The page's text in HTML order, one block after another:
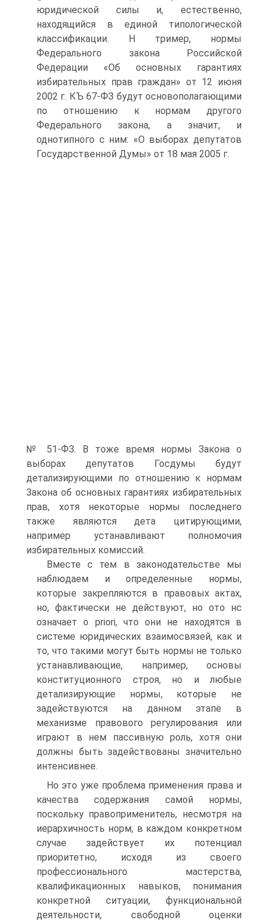
юридической силы и, естественно,
находящийся в единой типологической
классификации. Н тример, нормы
Федерального закона Российской
Федерации «Об основных гарантиях
избирательных прав граждан» от 12 июня
2002 г. КЪ 67-ФЗ будут основополагающими
по отношению к нормам другого
Федерального закона, а значит, и
однотипного с ним: «О выборах депутатов
Государственной Думы» от 18 мая 2005 г.
№ 51-ФЗ. В тоже время нормы Закона о
выборах депутатов Госдумы будут
детализирующими по отношению к нормам
Закона об основных гарантиях избирательных
прав, хотя некоторые нормы последнего
также являются дета цитирующими,
например устанавливают полномочия
избирательных комиссий.
Вместе с тем в законодательстве мы
наблюдаем и определенные нормы,
которые закрепляются в правовых актах,
но, фактически не действуют, но ото нс
означает о priori, что они не находятся в
системе юридических взаимосвязей, как и
то, что такими могут быть нормы не только
устанавливающие, например, основы
конституционного строя, но и любые
детализирующие нормы, которые не
задействуются на данном этапе в
механизме правового регулирования или
играют в нем пассивную роль, хотя они
должны быть задействованы значительно
интенсивнее.
Но это уже проблема применения права и
качества содержания самой нормы,
поскольку правоприменитель, несмотря на
иерархичность норм, в каждом конкретном
случае задействует их потенциал
приоритетно, исходя из своего
профессионального мастерства,
квалификационных навыков, понимания
конкретной ситуации, функциональной
деятельности, свободной оценки